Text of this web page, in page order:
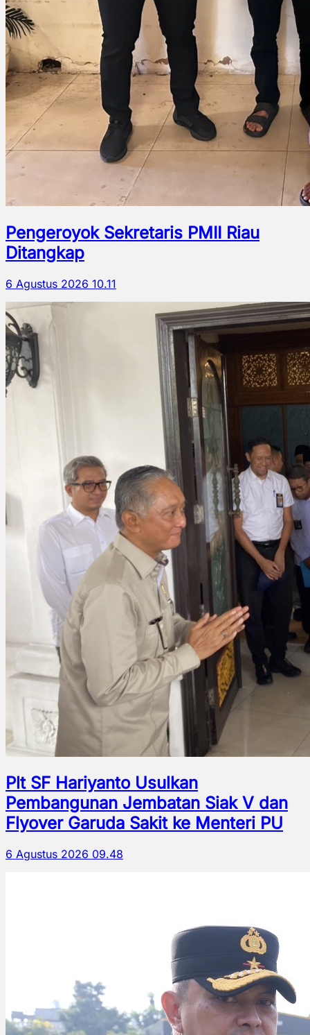
Pengeroyok Sekretaris PMII Riau
Ditangkap
6 Agustus 2026 10.11
Plt SF Hariyanto Usulkan
Pembangunan Jembatan Siak V dan
Flyover Garuda Sakit ke Menteri PU
6 Agustus 2026 09.48